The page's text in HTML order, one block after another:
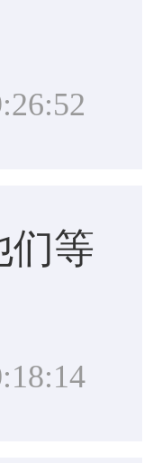
们等